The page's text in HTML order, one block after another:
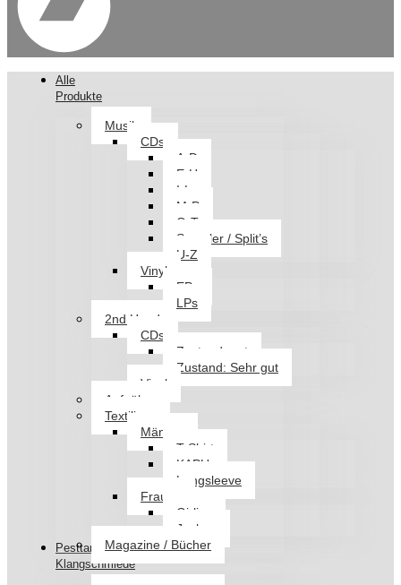
Alle
Produkte
Musik
CDs
A-D
E-H
I-L
M-P
Q-T
Sampler / Split’s
U-Z
Vinyl
EPs
LPs
2nd Hand
CDs
Zustand: gut
Zustand: Sehr gut
Vinyl
Aufnäher
Textilien
Männer
T-Shirt
KAPU
Longsleeve
Frauen
Girlies
Jacken
Magazine / Bücher
Pesttanz
Klangschmiede